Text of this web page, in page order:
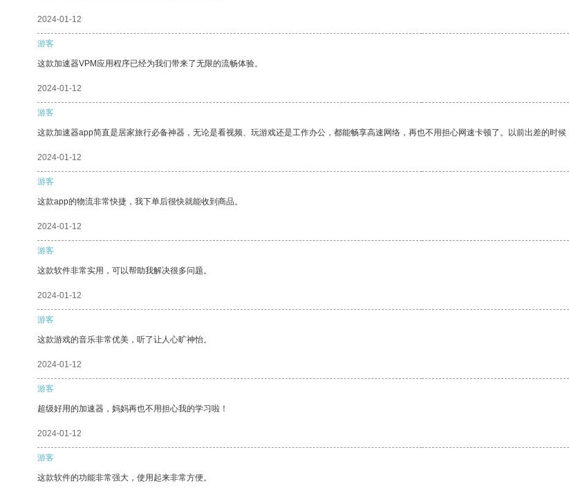
2024-01-12
游客
这款加速器VPM应用程序已经为我们带来了无限的流畅体验。
2024-01-12
游客
这款加速器app简直是居家旅行必备神器，无论是看视频、玩游戏还是工作办公，都能畅享高速网络，再也不用担心网速卡顿了。以前出差的时
2024-01-12
游客
这款app的物流非常快捷，我下单后很快就能收到商品。
2024-01-12
游客
这款软件非常实用，可以帮助我解决很多问题。
2024-01-12
游客
这款游戏的音乐非常优美，听了让人心旷神怡。
2024-01-12
游客
超级好用的加速器，妈妈再也不用担心我的学习啦！
2024-01-12
游客
这款软件的功能非常强大，使用起来非常方便。